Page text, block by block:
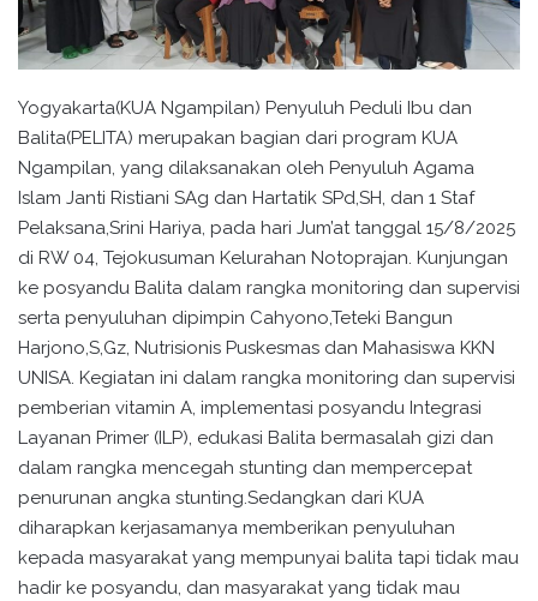
Yogyakarta(KUA Ngampilan) Penyuluh Peduli Ibu dan
Balita(PELITA) merupakan bagian dari program KUA
Ngampilan, yang dilaksanakan oleh Penyuluh Agama
Islam Janti Ristiani SAg dan Hartatik SPd,SH, dan 1 Staf
Pelaksana,Srini Hariya, pada hari Jum’at tanggal 15/8/2025
di RW 04, Tejokusuman Kelurahan Notoprajan. Kunjungan
ke posyandu Balita dalam rangka monitoring dan supervisi
serta penyuluhan dipimpin Cahyono,Teteki Bangun
Harjono,S,Gz, Nutrisionis Puskesmas dan Mahasiswa KKN
UNISA. Kegiatan ini dalam rangka monitoring dan supervisi
pemberian vitamin A, implementasi posyandu Integrasi
Layanan Primer (ILP), edukasi Balita bermasalah gizi dan
dalam rangka mencegah stunting dan mempercepat
penurunan angka stunting.Sedangkan dari KUA
diharapkan kerjasamanya memberikan penyuluhan
kepada masyarakat yang mempunyai balita tapi tidak mau
hadir ke posyandu, dan masyarakat yang tidak mau